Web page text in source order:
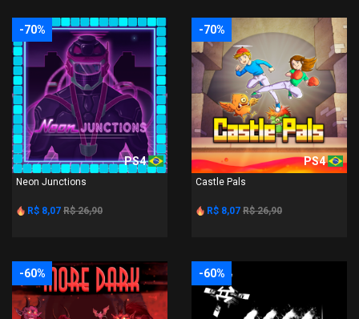
-70%
PS4
Neon Junctions
R$ 8,07 R$ 26,90
-70%
PS4
Castle Pals
R$ 8,07 R$ 26,90
-60% -60%